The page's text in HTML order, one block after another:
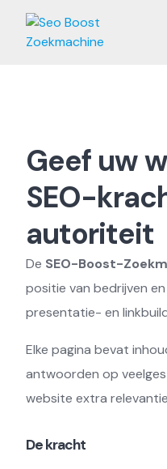
content
Geef uw
SEO-
autoriteit
De SEO-Boost-
positie van bedrijven
presentatie- en
Elke pagina bevat
antwoorden op
website extra
De kracht